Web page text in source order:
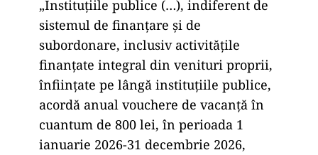
„Instituțiile publice (…), indiferent de
sistemul de finanțare și de
subordonare, inclusiv activitățile
finanțate integral din venituri proprii,
înființate pe lângă instituțiile publice,
acordă anual vouchere de vacanță în
cuantum de 800 lei, în perioada 1
ianuarie 2026-31 decembrie 2026,